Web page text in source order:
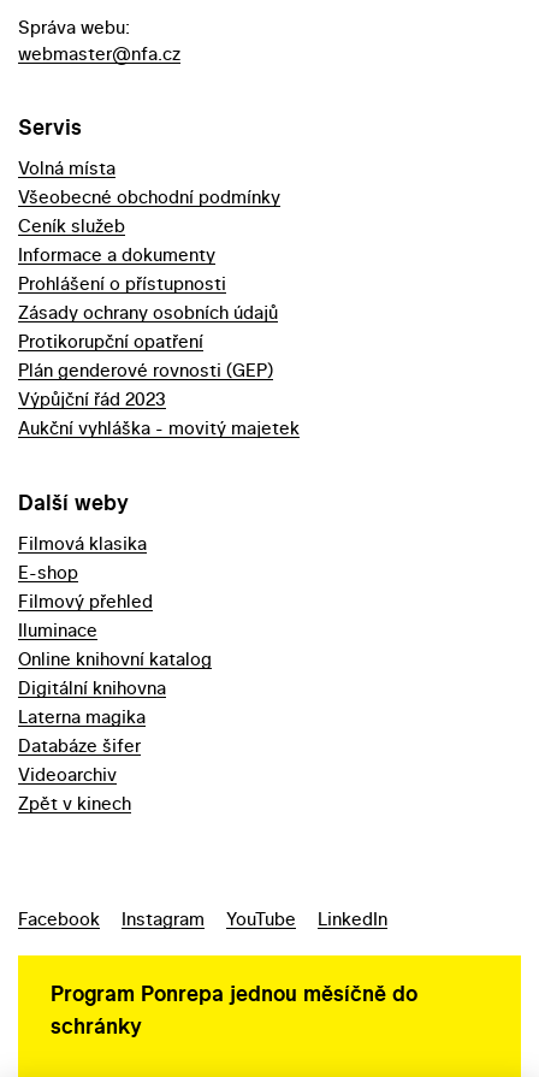
Správa webu:
webmaster@nfa.cz
Servis
Volná místa
Všeobecné obchodní podmínky
Ceník služeb
Informace a dokumenty
Prohlášení o přístupnosti
Zásady ochrany osobních údajů
Protikorupční opatření
Plán genderové rovnosti (GEP)
Výpůjční řád 2023
Aukční vyhláška - movitý majetek
Další weby
Filmová klasika
E-shop
Filmový přehled
Iluminace
Online knihovní katalog
Digitální knihovna
Laterna magika
Databáze šifer
Videoarchiv
Zpět v kinech
Facebook Instagram YouTube LinkedIn
Program Ponrepa jednou měsíčně do
schránky